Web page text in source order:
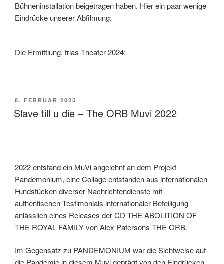
Bühneninstallation beigetragen haben. Hier ein paar wenige
Eindrücke unserer Abfilmung:
Die Ermittlung, trias Theater 2024:
VERÖFFENTLICHT
AM
8. FEBRUAR 2025
Slave till u die – The ORB Muvi 2022
2022 entstand ein MuVi angelehnt an dem Projekt
Pandemonium, eine Collage entstanden aus internationalen
Fundstücken diverser Nachrichtendienste mit
authentischen Testimonials internationaler Beteiligung
anlässlich eines Releases der CD THE ABOLITION OF
THE ROYAL FAMILY von Alex Patersons THE ORB.
Im Gegensatz zu PANDEMONIUM war die Sichtweise auf